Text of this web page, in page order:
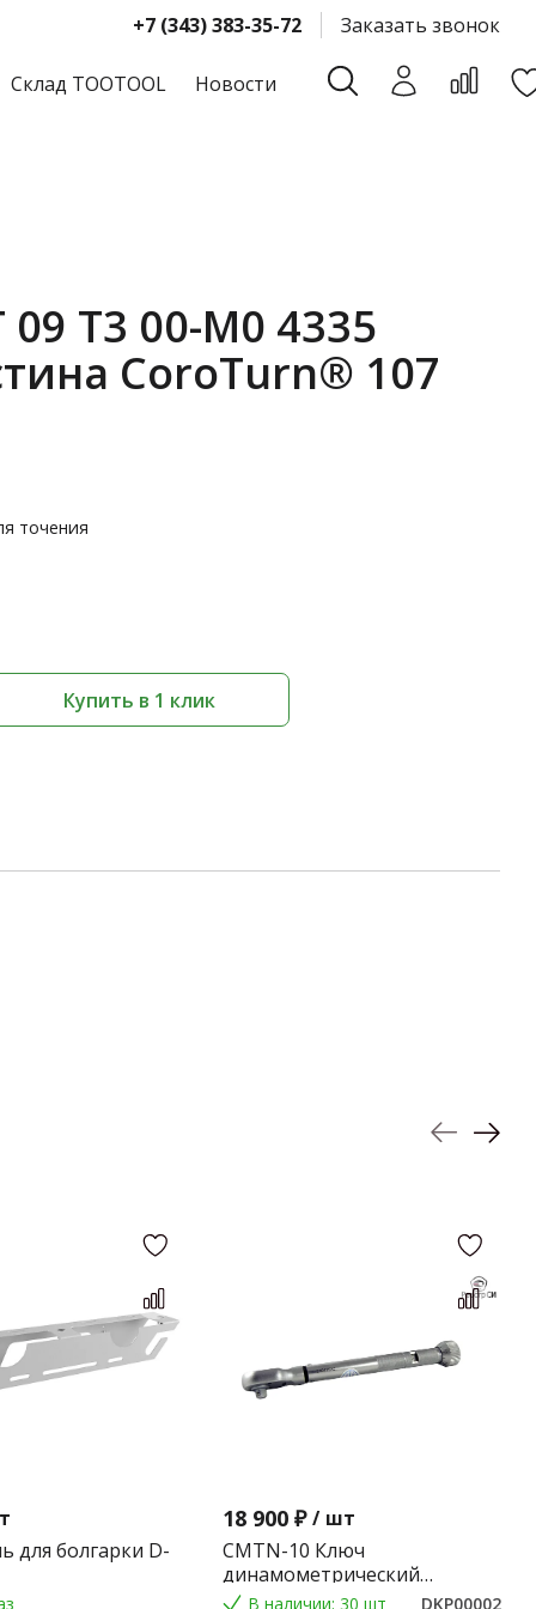
+7 (343) 383-35-72 Заказать звонок
Склад TOOTOOL Новости
09 T3 00-M0 4335
CoroTurn® 107
точения
Купить в 1 клик
для болгарки D-
18 900 ₽ / шт
CMTN-10 Ключ
динамометрический
предельного типа 2-10 Nm.
В наличии: 30 шт
DKP00002